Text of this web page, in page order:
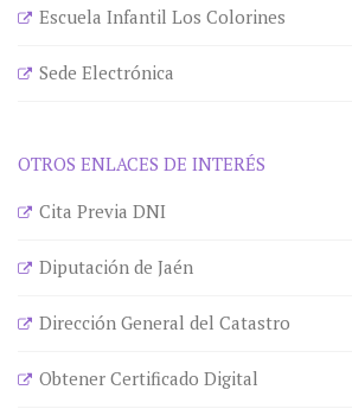
Escuela Infantil Los Colorines
Sede Electrónica
OTROS ENLACES DE INTERÉS
Cita Previa DNI
Diputación de Jaén
Dirección General del Catastro
Obtener Certificado Digital